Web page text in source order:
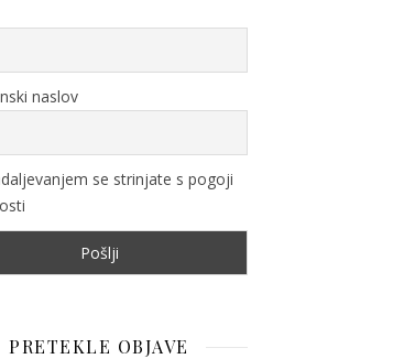
naslov
se strinjate s pogoji
PRETEKLE OBJAVE